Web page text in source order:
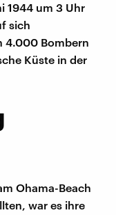
1944 um 3 Uhr
sich
4.000 Bombern
Küste in der
Ohama-Beach
war es ihre